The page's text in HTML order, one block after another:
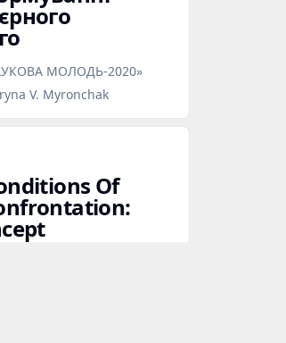
МОЛОДЬ-2020»
V. Myronchak
Of